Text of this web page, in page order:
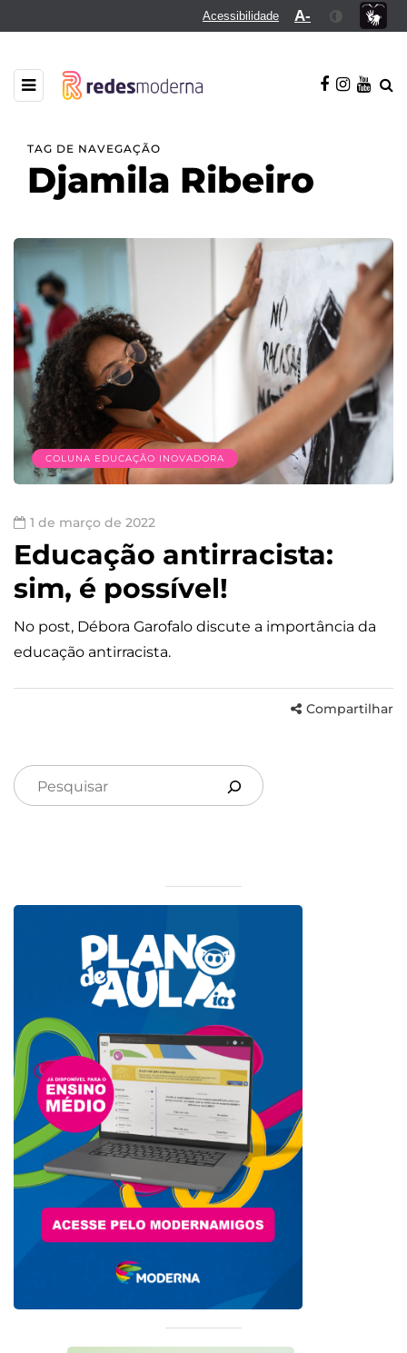
Acessibilidade A-
TAG DE NAVEGAÇÃO
Djamila Ribeiro
COLUNA EDUCAÇÃO INOVADORA
1 de março de 2022
Educação antirracista:
sim, é possível!
No post, Débora Garofalo discute a importância da
educação antirracista.
Compartilhar